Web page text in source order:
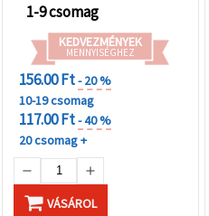
1-9 csomag
KEDVEZMÉNYEK
MENNYISÉGHEZ
156.00 Ft- 20 %
10-19 csomag
117.00 Ft- 40 %
20 csomag +
VÁSÁROL